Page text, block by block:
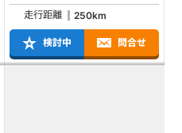
走行距離
250km
検討中 問合せ